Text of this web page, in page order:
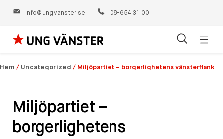
info@ungvanster.se 08-654 31 00
Hoppa
till
Hem / Uncategorized / Miljöpartiet – borgerlighetens vänsterflank
Miljöpartiet –
borgerlighetens